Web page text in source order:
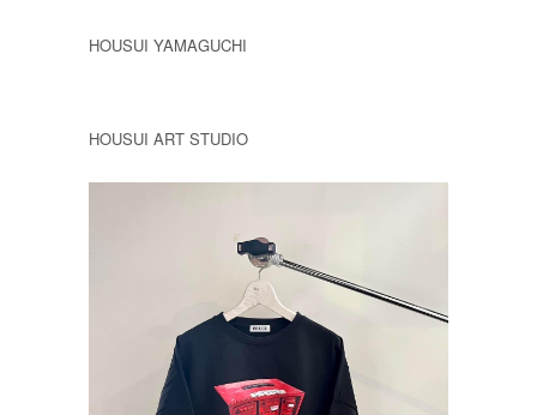
HOUSUI YAMAGUCHI
HOUSUI ART STUDIO